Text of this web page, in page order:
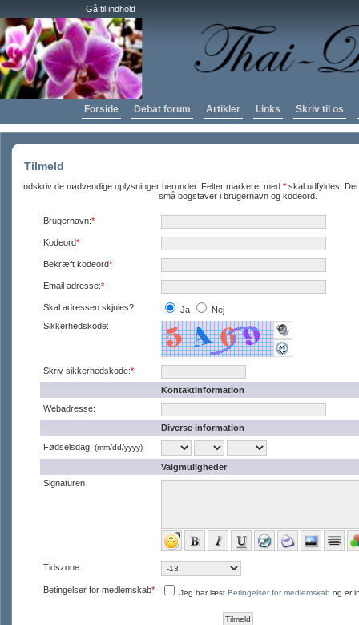
Gå til indhold
Forside Debat forum Artikler Links Skriv til os
Tilmeld
Indskriv de nødvendige oplysninger herunder. Felter markeret med *skal udfyldes.
små bogstaver i brugernavn og kodeord.
Brugernavn:*
Kodeord*
Bekræft kodeord*
Email adresse:*
Skal adressen skjules? Ja
Nej
Sikkerhedskode:
Skriv sikkerhedskode:*
Kontaktinformation
Webadresse:
Diverse information
Fødselsdag: (mm/dd/yyyy)
Valgmuligheder
Signaturen
Tidszone::
Betingelser for medlemskab* Jeg har læst Betingelser for medlemskab og er